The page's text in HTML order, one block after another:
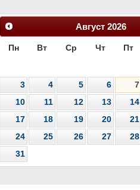
Август 2026
Пн Вт Ср Чт Пт
3
4 5 6 7
10
11 12 13 14
17
18 19 20 21
24
25 26 27 28
31